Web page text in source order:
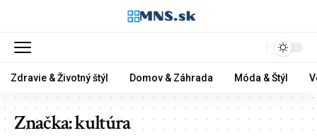
Zdravie & Životný štýl Domov & Záhrada Móda & Štýl
Značka:kultúra